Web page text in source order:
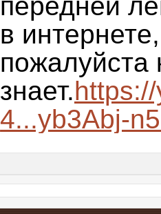
передней
в
пожалуйста
знает.
4...yb3Abj-